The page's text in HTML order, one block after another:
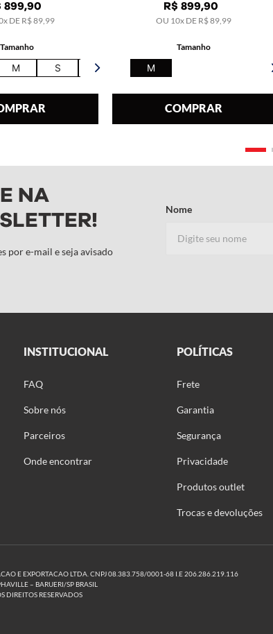
899,90
x DE R$89,99
Tamanho
M S XL
R$ 899,90
OU 10x DE R$89,99
Tamanho
M
COMPRAR
NA
por e-mail e seja avisado
Nome
INSTITUCIONAL
FAQ
Sobre nós
Parceiros
Onde encontrar
POLÍTICAS
Frete
Garantia
Segurança
Privacidade
Produtos outlet
Trocas e devoluções
E EXPORTACAO LTDA. CNPJ 08.383.758/0001-68 I.E 206.286.219.116
– BARUERI/SP BRASIL
DIREITOS RESERVADOS